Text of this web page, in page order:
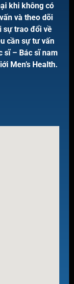
khi không có
và theo dõi
sự trao đổi về
cần sự tư vấn
sĩ – Bác sĩ nam
Men’s Health.